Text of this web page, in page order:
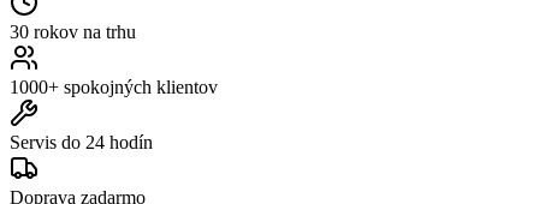
30 rokov na trhu
1000+ spokojných klientov
Servis do 24 hodín
Doprava zadarmo